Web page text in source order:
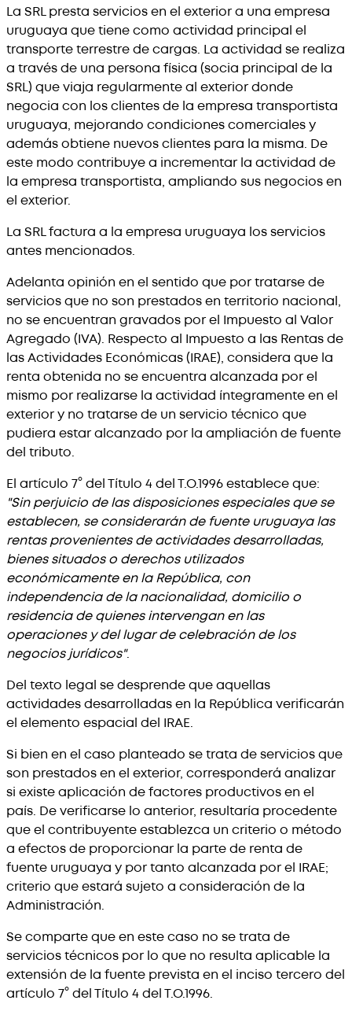
La SRL presta servicios en el exterior a una empresa
uruguaya que tiene como actividad principal el
transporte terrestre de cargas. La actividad se realiza
a través de una persona física (socia principal de la
SRL) que viaja regularmente al exterior donde
negocia con los clientes de la empresa transportista
uruguaya, mejorando condiciones comerciales y
además obtiene nuevos clientes para la misma. De
este modo contribuye a incrementar la actividad de
la empresa transportista, ampliando sus negocios en
el exterior.
La SRL factura a la empresa uruguaya los servicios
antes mencionados.
Adelanta opinión en el sentido que por tratarse de
servicios que no son prestados en territorio nacional,
no se encuentran gravados por el Impuesto al Valor
Agregado (IVA). Respecto al Impuesto a las Rentas de
las Actividades Económicas (IRAE), considera que la
renta obtenida no se encuentra alcanzada por el
mismo por realizarse la actividad íntegramente en el
exterior y no tratarse de un servicio técnico que
pudiera estar alcanzado por la ampliación de fuente
del tributo.
El artículo 7° del Título 4 del T.O.1996 establece que:
"Sin perjuicio de las disposiciones especiales que se
establecen, se considerarán de fuente uruguaya las
rentas provenientes de actividades desarrolladas,
bienes situados o derechos utilizados
económicamente en la República, con
independencia de la nacionalidad, domicilio o
residencia de quienes intervengan en las
operaciones y del lugar de celebración de los
negocios jurídicos".
Del texto legal se desprende que aquellas
actividades desarrolladas en la República verificarán
el elemento espacial del IRAE.
Si bien en el caso planteado se trata de servicios que
son prestados en el exterior, corresponderá analizar
si existe aplicación de factores productivos en el
país. De verificarse lo anterior, resultaría procedente
que el contribuyente establezca un criterio o método
a efectos de proporcionar la parte de renta de
fuente uruguaya y por tanto alcanzada por el IRAE;
criterio que estará sujeto a consideración de la
Administración.
Se comparte que en este caso no se trata de
servicios técnicos por lo que no resulta aplicable la
extensión de la fuente prevista en el inciso tercero del
artículo 7° del Título 4 del T.O.1996.